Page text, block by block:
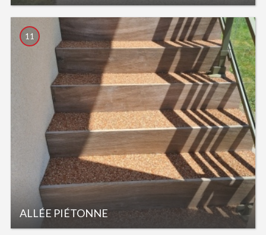
ALLÉE PIÉTONNE
11